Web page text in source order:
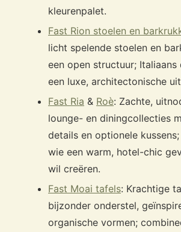
kleurenpalet.
Fast Rion stoelen en
licht spelende stoelen en
een open structuur; Italiaans
een luxe, architectonische
Fast Ria & Roè: Zachte,
lounge- en diningcollecties
details en optionele
wie een warm, hotel-chic
wil creëren.
Fast Moai tafels: Krachtige
bijzonder onderstel,
organische vormen;